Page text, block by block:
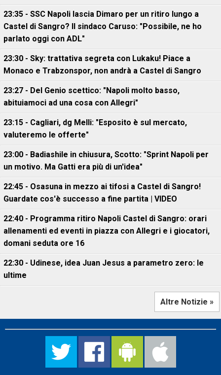
23:35 - SSC Napoli lascia Dimaro per un ritiro lungo a
Castel di Sangro? Il sindaco Caruso: "Possibile, ne ho
parlato oggi con ADL"
23:30 - Sky: trattativa segreta con Lukaku! Piace a
Monaco e Trabzonspor, non andrà a Castel di Sangro
23:27 - Del Genio scettico: "Napoli molto basso,
abituiamoci ad una cosa con Allegri"
23:15 - Cagliari, dg Melli: "Esposito è sul mercato,
valuteremo le offerte"
23:00 - Badiashile in chiusura, Scotto: "Sprint Napoli per
un motivo. Ma Gatti era più di un'idea"
22:45 - Osasuna in mezzo ai tifosi a Castel di Sangro!
Guardate cos'è successo a fine partita | VIDEO
22:40 - Programma ritiro Napoli Castel di Sangro: orari
allenamenti ed eventi in piazza con Allegri e i giocatori,
domani seduta ore 16
22:30 - Udinese, idea Juan Jesus a parametro zero: le
ultime
Altre Notizie »